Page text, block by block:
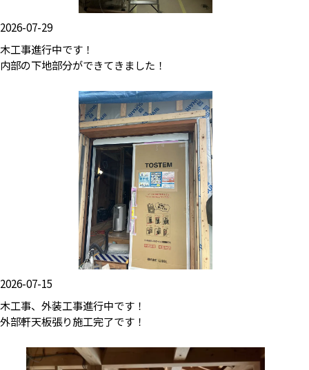
2026-07-29
木工事進行中です！
内部の下地部分ができてきました！
2026-07-15
木工事、外装工事進行中です！
外部軒天板張り施工完了です！